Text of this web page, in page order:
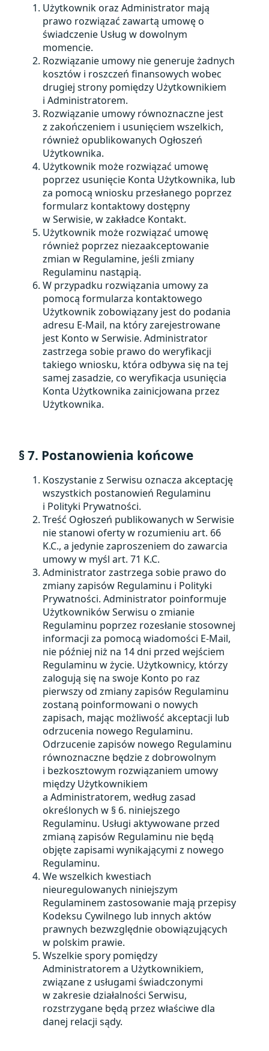
Użytkownik oraz Administrator mają
prawo rozwiązać zawartą umowę o
świadczenie Usług w dowolnym
momencie.
Rozwiązanie umowy nie generuje żadnych
kosztów i roszczeń finansowych wobec
drugiej strony pomiędzy Użytkownikiem
i Administratorem.
Rozwiązanie umowy równoznaczne jest
z zakończeniem i usunięciem wszelkich,
również opublikowanych Ogłoszeń
Użytkownika.
Użytkownik może rozwiązać umowę
poprzez usunięcie Konta Użytkownika, lub
za pomocą wniosku przesłanego poprzez
formularz kontaktowy dostępny
w Serwisie, w zakładce Kontakt.
Użytkownik może rozwiązać umowę
również poprzez niezaakceptowanie
zmian w Regulamine, jeśli zmiany
Regulaminu nastąpią.
W przypadku rozwiązania umowy za
pomocą formularza kontaktowego
Użytkownik zobowiązany jest do podania
adresu E-Mail, na który zarejestrowane
jest Konto w Serwisie. Administrator
zastrzega sobie prawo do weryfikacji
takiego wniosku, która odbywa się na tej
samej zasadzie, co weryfikacja usunięcia
Konta Użytkownika zainicjowana przez
Użytkownika.
§ 7. Postanowienia końcowe
Koszystanie z Serwisu oznacza akceptację
wszystkich postanowień Regulaminu
i Polityki Prywatności.
Treść Ogłoszeń publikowanych w Serwisie
nie stanowi oferty w rozumieniu art. 66
K.C., a jedynie zaproszeniem do zawarcia
umowy w myśl art. 71 K.C.
Administrator zastrzega sobie prawo do
zmiany zapisów Regulaminu i Polityki
Prywatności. Administrator poinformuje
Użytkowników Serwisu o zmianie
Regulaminu poprzez rozesłanie stosownej
informacji za pomocą wiadomości E-Mail,
nie później niż na 14 dni przed wejściem
Regulaminu w życie. Użytkownicy, którzy
zalogują się na swoje Konto po raz
pierwszy od zmiany zapisów Regulaminu
zostaną poinformowani o nowych
zapisach, mając możliwość akceptacji lub
odrzucenia nowego Regulaminu.
Odrzucenie zapisów nowego Regulaminu
równoznaczne będzie z dobrowolnym
i bezkosztowym rozwiązaniem umowy
między Użytkownikiem
a Administratorem, według zasad
określonych w § 6. niniejszego
Regulaminu. Usługi aktywowane przed
zmianą zapisów Regulaminu nie będą
objęte zapisami wynikającymi z nowego
Regulaminu.
We wszelkich kwestiach
nieuregulowanych niniejszym
Regulaminem zastosowanie mają przepisy
Kodeksu Cywilnego lub innych aktów
prawnych bezwzględnie obowiązujących
w polskim prawie.
Wszelkie spory pomiędzy
Administratorem a Użytkownikiem,
związane z usługami świadczonymi
w zakresie działalności Serwisu,
rozstrzygane będą przez właściwe dla
danej relacji sądy.